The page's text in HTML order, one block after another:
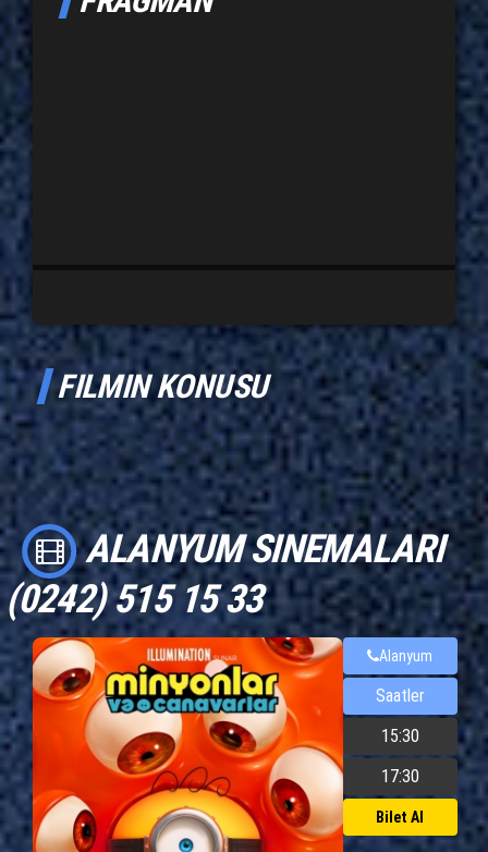
FILMIN KONUSU
ALANYUM SINEMALARI
(0242) 515 15 33
Alanyum
Saatler
15:30
17:30
Bilet Al